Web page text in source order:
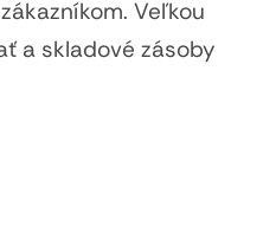
Veľkou
a skladové zásoby